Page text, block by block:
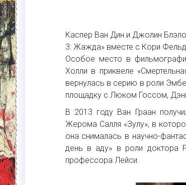
Каспер Ван Дин и Джолин
3: Жажда» вместе с Кори
Особое место в
Холли в приквеле
вернулась в серию в роли
площадку с Люком Госсом,
В 2013 году Ван Граан
Жерома Салля «Зулу», в
она снималась в научно-
день в аду» в роли доктора
профессора Лейси.